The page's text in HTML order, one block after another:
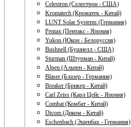
Celestron (Селестрон - США)
Kromatech (Кроматек - Китай)
LUNT Solar Systems (Германия)
Pentax (Пентакс - Япония)
Yukon (Юкон - Белоруссия)
Bushnell (Бушнелл - США)
Sturman (Штурман - Китай)
Alpen (Альпен - Китай)
Blaser (Блазер - Германия)
Breaker (Брикер - Китай)
Carl Zeiss (Карл Цейс - Япония)
Combat (Комбат - Китай)
Dicom (Диком - Китай)
Eschenbach (Эшенбах - Германия)